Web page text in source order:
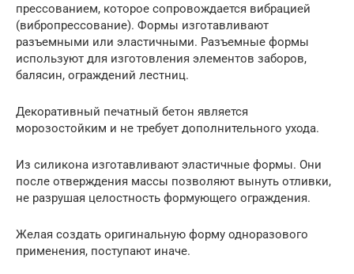
прессованием, которое сопровождается вибрацией
(вибропрессование). Формы изготавливают
разъемными или эластичными. Разъемные формы
используют для изготовления элементов заборов,
балясин, ограждений лестниц.
Декоративный печатный бетон является
морозостойким и не требует дополнительного ухода.
Из силикона изготавливают эластичные формы. Они
после отверждения массы позволяют вынуть отливки,
не разрушая целостность формующего ограждения.
Желая создать оригинальную форму одноразового
применения, поступают иначе.